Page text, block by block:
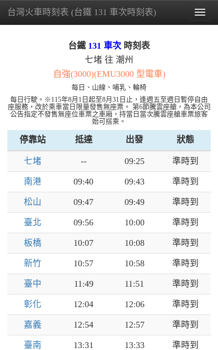
台灣火車時刻表 (台鐵 131 車次時刻表)
台鐵131 車次時刻表
七堵 往 潮州
自強(3000)(EMU3000 型電車)
每日、山線、哺乳、輪椅
每日行駛。※115年8月1日起至8月31日止，逢週五至週日暫停自由
座服務，改於乘車當日限量發售無座票。 第6節騰雲座艙，為本公司
公告指定不發售無座位車票之車廂，持當日當次騰雲座艙車票旅客
始可搭乘。
停靠站 抵達 出發 狀態
七堵 -- 09:25 準時到
南港 09:40 09:43 準時到
松山 09:47 09:49 準時到
臺北 09:56 10:00 準時到
板橋 10:07 10:08 準時到
新竹 10:57 10:58 準時到
臺中 11:49 11:51 準時到
彰化 12:04 12:06 準時到
嘉義 12:54 12:57 準時到
臺南 13:31 13:33 準時到